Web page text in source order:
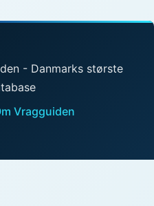
- Danmarks største
Vragguiden